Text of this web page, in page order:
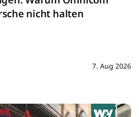
nicht halten
7. Aug 2026